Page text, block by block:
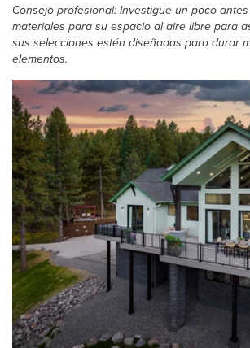
Consejo profesional: Investigue un poco
materiales para su espacio al aire libre para
sus selecciones estén diseñadas para durar
elementos.